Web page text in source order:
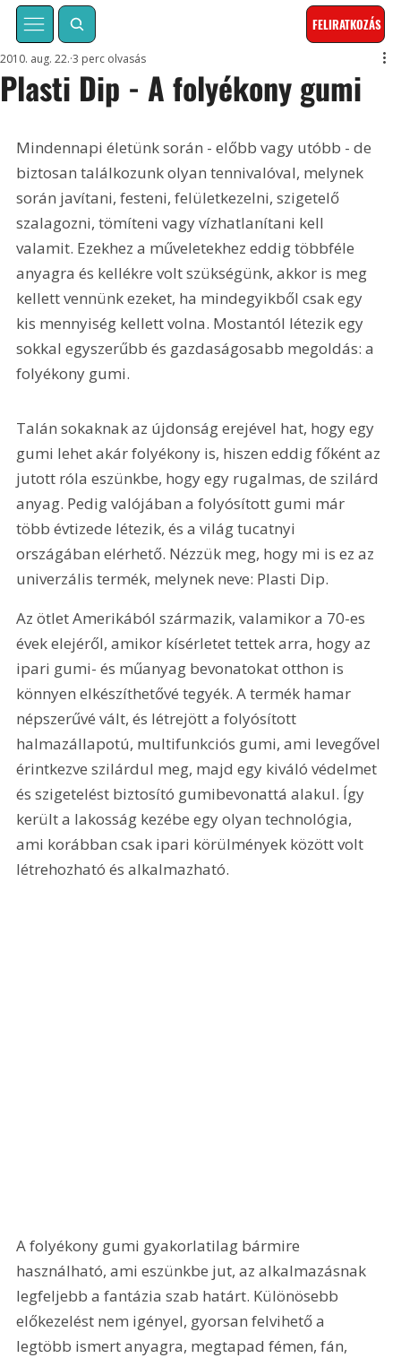
FELIRATKOZÁS
Plasti Dip - A folyékony gumi
2010. aug. 22. 3 perc olvasás
Mindennapi életünk során - előbb vagy utóbb - de
biztosan találkozunk olyan tennivalóval, melynek
során javítani, festeni, felületkezelni, szigetelő
szalagozni, tömíteni vagy vízhatlanítani kell
valamit. Ezekhez a műveletekhez eddig többféle
anyagra és kellékre volt szükségünk, akkor is meg
kellett vennünk ezeket, ha mindegyikből csak egy
kis mennyiség kellett volna. Mostantól létezik egy
sokkal egyszerűbb és gazdaságosabb megoldás: a
folyékony gumi.
Talán sokaknak az újdonság erejével hat, hogy egy
gumi lehet akár folyékony is, hiszen eddig főként az
jutott róla eszünkbe, hogy egy rugalmas, de szilárd
anyag. Pedig valójában a folyósított gumi már
több évtizede létezik, és a világ tucatnyi
országában elérhető. Nézzük meg, hogy mi is ez az
univerzális termék, melynek neve: Plasti Dip.
Az ötlet Amerikából származik, valamikor a 70-es
évek elejéről, amikor kísérletet tettek arra, hogy az
ipari gumi- és műanyag bevonatokat otthon is
könnyen elkészíthetővé tegyék. A termék hamar
népszerűvé vált, és létrejött a folyósított
halmazállapotú, multifunkciós gumi, ami levegővel
érintkezve szilárdul meg, majd egy kiváló védelmet
és szigetelést biztosító gumibevonattá alakul. Így
került a lakosság kezébe egy olyan technológia,
ami korábban csak ipari körülmények között volt
létrehozható és alkalmazható.
A folyékony gumi gyakorlatilag bármire
használható, ami eszünkbe jut, az alkalmazásnak
legfeljebb a fantázia szab határt. Különösebb
előkezelést nem igényel, gyorsan felvihető a
legtöbb ismert anyagra, megtapad fémen, fán,